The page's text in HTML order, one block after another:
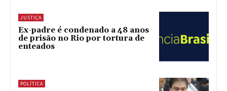
JUSTIÇA
Ex-padre é condenado a 48 anos
de prisão no Rio por tortura de
enteados
POLÍTICA